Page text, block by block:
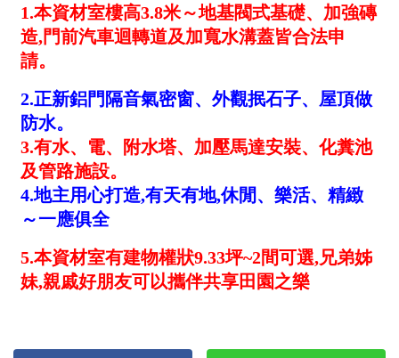
澎湖縣
台東縣
花蓮縣
金門連江
~ 坪
樓層
不拘
地下室
1樓 2樓
3樓
5~10樓 11~20樓